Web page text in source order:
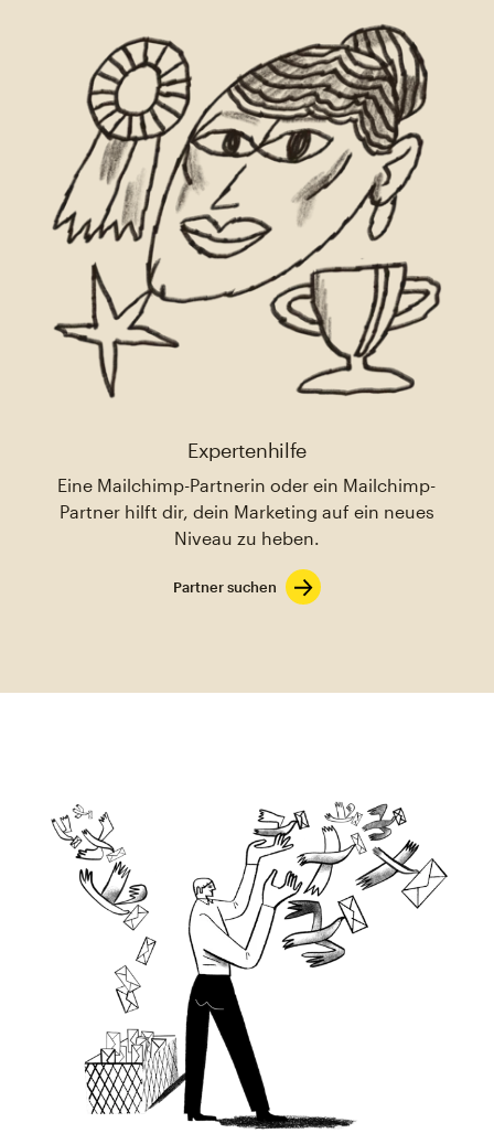
Expertenhilfe
Eine Mailchimp-Partnerin oder ein Mailchimp-
Partner hilft dir, dein Marketing auf ein neues
Niveau zu heben.
Partner suchen